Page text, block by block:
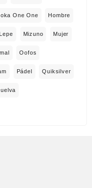
One One Hombre
Lepe Mizuno Mujer
Oofos
Pádel Quiksilver